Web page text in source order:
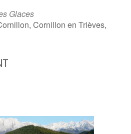
Glaces
Cornillon en Trièves,